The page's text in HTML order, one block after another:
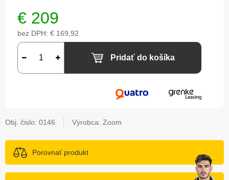
€ 209
bez DPH: € 169,92
Pridať do košíka
Obj. čislo: 0146 Výrobca: Zoom
Porovnať produkt